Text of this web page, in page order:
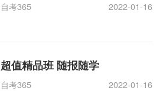
自考365 2022-01-16
超值精品班 随报随学
自考365 2022-01-16